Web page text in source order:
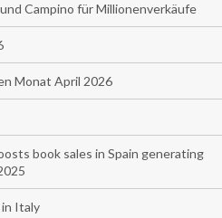
Campino für Millionenverkäufe
Monat April 2026
book sales in Spain generating
in Italy